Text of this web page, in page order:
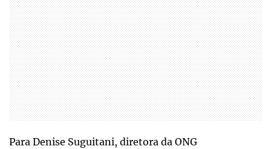
Para Denise Suguitani, diretora da ONG